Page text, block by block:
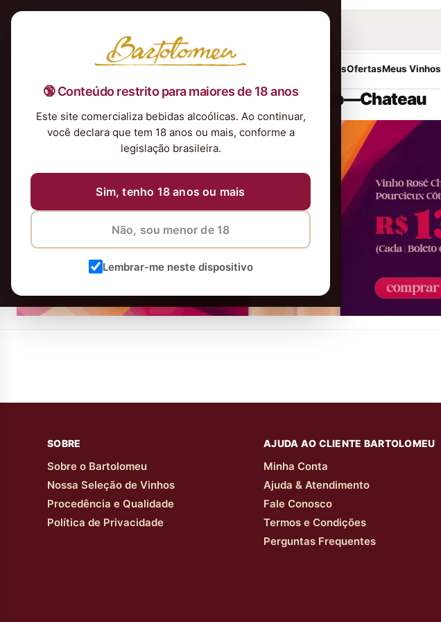
🔞 Conteúdo restrito para maiores de 18 anos
Este site comercializa bebidas alcoólicas. Ao continuar,
você declara que tem 18 anos ou mais, conforme a
legislação brasileira.
Sim, tenho 18 anos ou mais
Não, sou menor de 18
Lembrar-me neste dispositivo
Nossa Seleção TintosBrancosEspumantesRosés Kits & PresentesOfertasMeus Vinhos
Campanha-Verano-selectbanner-desktop—Chateau
SOBRE
Sobre o Bartolomeu
Nossa Seleção de Vinhos
Procedência e Qualidade
Política de Privacidade
AJUDA AO CLIENTE BARTOLOMEU
Minha Conta
Ajuda & Atendimento
Fale Conosco
Termos e Condições
Perguntas Frequentes